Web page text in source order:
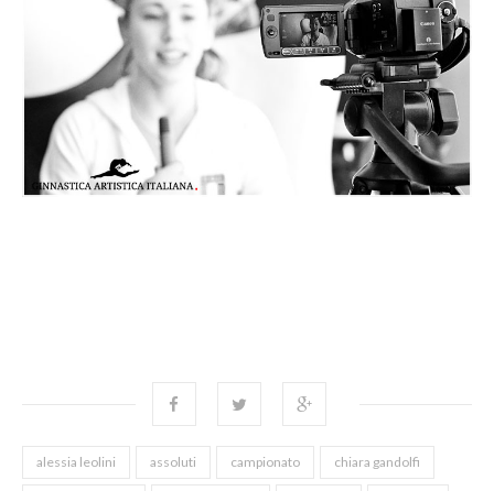
alessia leolini assoluti campionato chiara gandolfi